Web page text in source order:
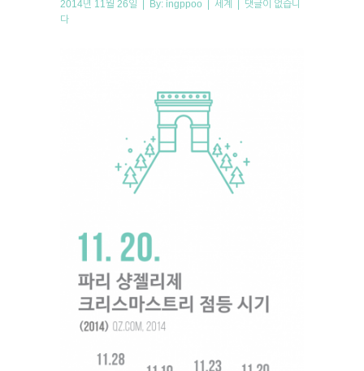
2014년 11월 26일 | By: ingppoo | 세계 | 댓글이 없습니
다